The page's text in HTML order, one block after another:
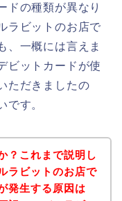
ドの種類が異なり
ラビットのお店で
、一概には言えま
ビットカードが使
ただきましたの
です。
？これまで説明し
ラビットのお店で
発生する原因は